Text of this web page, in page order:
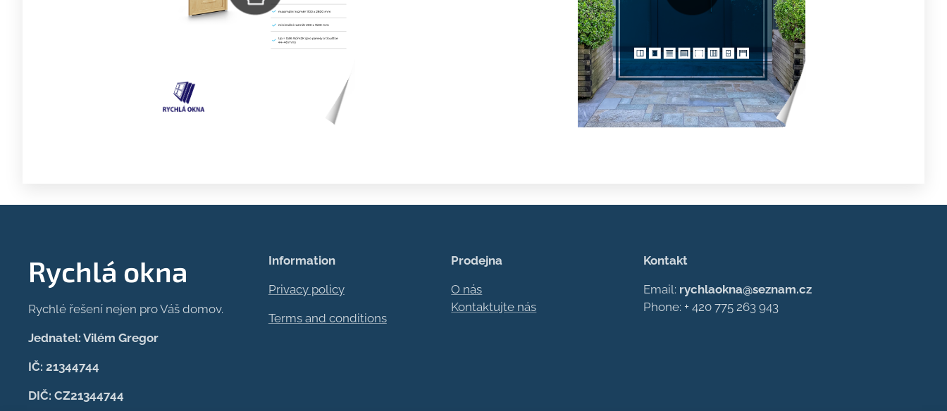
Rychlá okna
Rychlé řešení nejen pro Váš domov.
Jednatel: Vilém Gregor
IČ: 21344744
DIČ: CZ21344744
Information
Privacy policy
Terms and conditions
Prodejna
O nás
Kontaktujte nás
Kontakt
Email: rychlaokna@seznam.cz
Phone: + 420 775 263 943